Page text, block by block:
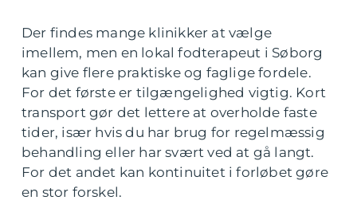
Der findes mange klinikker at vælge
imellem, men en lokal fodterapeut i Søborg
kan give flere praktiske og faglige fordele.
For det første er tilgængelighed vigtig. Kort
transport gør det lettere at overholde faste
tider, især hvis du har brug for regelmæssig
behandling eller har svært ved at gå langt.
For det andet kan kontinuitet i forløbet gøre
en stor forskel.